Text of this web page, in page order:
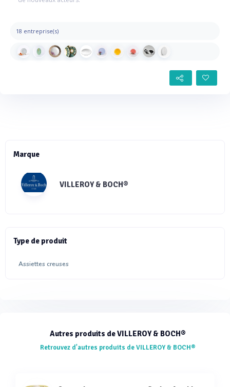
18 entreprise(s)
Marque
VILLEROY & BOCH®
Type de produit
Assiettes creuses
Autres produits de VILLEROY & BOCH®
Retrouvez d'autres produits de VILLEROY & BOCH®